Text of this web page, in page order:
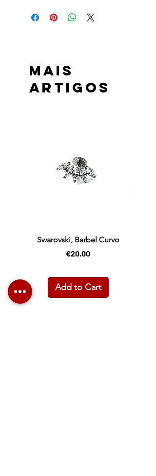
MAIS
ARTIGOS
Swarovski, Barbel Curvo
Price
€20.00
Add to Cart